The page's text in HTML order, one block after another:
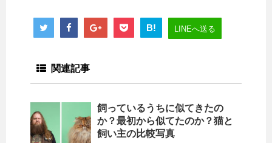
B! LINEへ送る
関連記事
飼っているうちに似てきたの
か？最初から似てたのか？猫と
飼い主の比較写真